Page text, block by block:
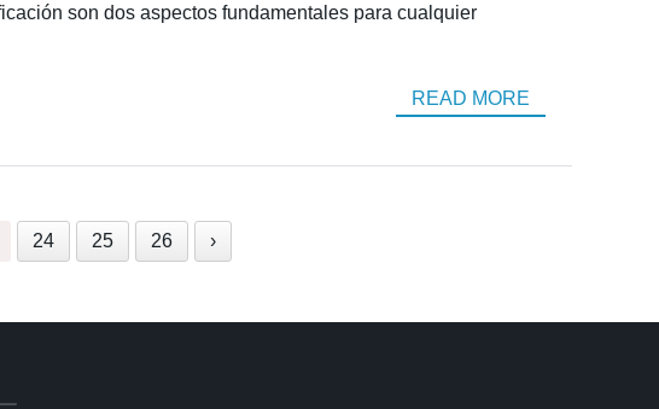
son dos aspectos fundamentales para cualquier
READ MORE
24 25 26 ›